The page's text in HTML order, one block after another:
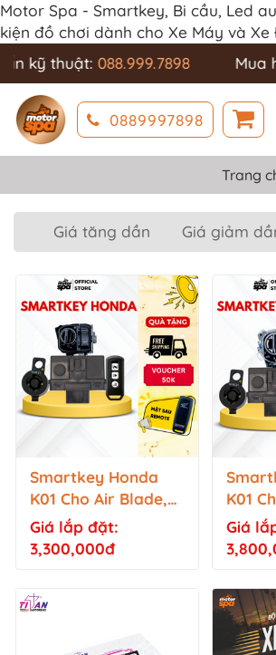
Motor Spa - Smartkey, Bi cầu, Led
kiện đồ chơi dành cho Xe Máy và Xe
thuật:088.999.7898 Mua
0889997898
Trang
Giá tăng dần Giá giảm
Smartkey Honda
K01 Cho Air Blade,
Winner X, Vision,
Lead, SH Mode,
Vario 125, Scoopy,...
Giá lắp đặt:
3,300,000đ
K01
125i
Giá